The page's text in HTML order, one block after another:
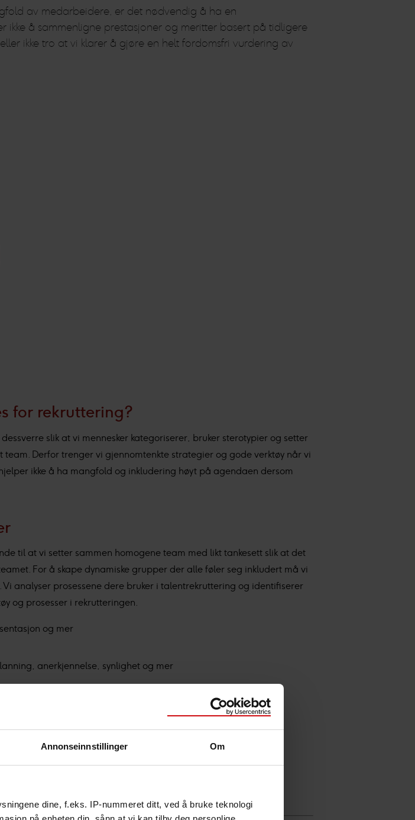
Annonseinnstillinger Om
dine, f.eks. IP-nummeret ditt, ved å bruke teknologi
av medarbeidere, er det nødvendig å ha en
ikke å sammenligne prestasjoner og meritter basert på tidligere
ikke tro at vi klarer å gjøre en helt fordomsfri vurdering av
for rekruttering?
slik at vi mennesker kategoriserer, bruker sterotypier og setter
team. Derfor trenger vi gjennomtenkte strategier og gode verktøy når vi
ikke å ha mangfold og inkludering høyt på agendaen dersom
til at vi setter sammen homogene team med likt tankesett slik at det
For å skape dynamiske grupper der alle føler seg inkludert må vi
analyser prosessene dere bruker i talentrekruttering og identifiserer
og prosesser i rekrutteringen.
og mer
anerkjennelse, synlighet og mer
Ta kontakt med Trine Larsen for en uforpliktende samtale.
og inkludering: